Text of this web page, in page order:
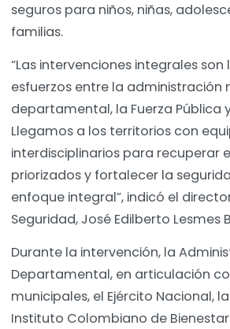
seguros para niños, niñas,
familias.
“Las intervenciones integrales
esfuerzos entre la administración
departamental, la Fuerza Pública
Llegamos a los territorios con
interdisciplinarios para recuperar
priorizados y fortalecer la
enfoque integral”, indicó el
Seguridad, José Edilberto Lesmes
Durante la intervención, la
Departamental, en articulación
municipales, el Ejército Nacional,
Instituto Colombiano de